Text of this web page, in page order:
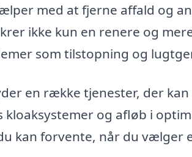
med at fjerne affald og
ikke kun en renere og
som tilstopning og
en række tjenester, der kan
og afløb i
kan forvente, når du vælger